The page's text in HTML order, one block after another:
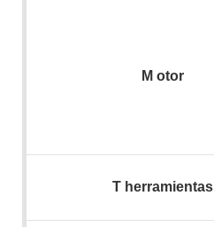
M otor
T herramientas